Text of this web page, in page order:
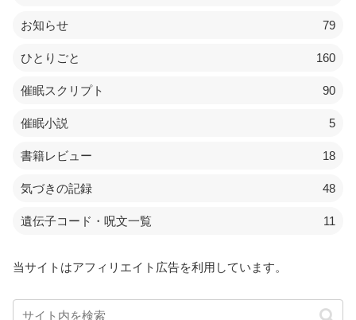
お知らせ 79
ひとりごと 160
催眠スクリプト 90
催眠小説 5
書籍レビュー 18
気づきの記録 48
遺伝子コード・呪文一覧 11
当サイトはアフィリエイト広告を利用しています。